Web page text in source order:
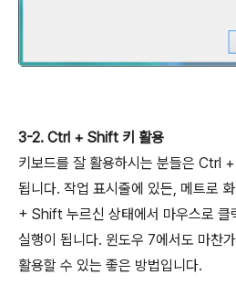
3-2. Ctrl + Shift 키 활용
키보드를 잘 활용하시는 분들은 Ctrl
됩니다. 작업 표시줄에 있든, 메트로
+ Shift 누르신 상태에서 마우스로 클
실행이 됩니다. 윈도우 7에서도 마찬
활용할 수 있는 좋은 방법입니다.